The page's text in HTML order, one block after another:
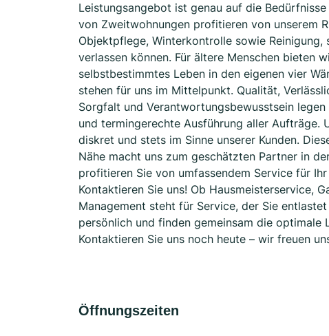
Leistungsangebot ist genau auf die
von Zweitwohnungen profitieren von unserem
Objektpflege, Winterkontrolle sowie
verlassen können. Für ältere Menschen bieten
selbstbestimmtes Leben in den eigenen vier
stehen für uns im Mittelpunkt. Qualität,
Sorgfalt und Verantwortungsbewusstsein
und termingerechte Ausführung aller Aufträge.
diskret und stets im Sinne unserer Kunden.
Nähe macht uns zum geschätzten Partner in
profitieren Sie von umfassendem Service für
Kontaktieren Sie uns! Ob Hausmeisterservice,
Management steht für Service, der Sie
persönlich und finden gemeinsam die
Kontaktieren Sie uns noch heute – wir freuen
Öffnungszeiten